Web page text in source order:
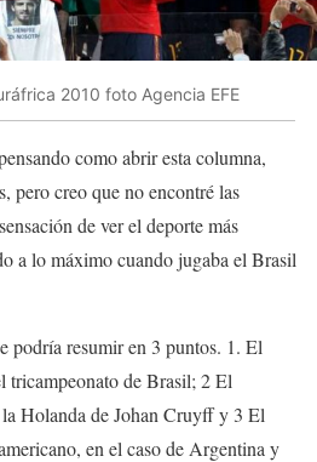
2010 foto Agencia EFE
como abrir esta columna,
pero creo que no encontré las
de ver el deporte más
a lo máximo cuando jugaba el Brasil
podría resumir en 3 puntos. 1. El
tricampeonato de Brasil; 2 El
Holanda de Johan Cruyff y 3 El
en el caso de Argentina y